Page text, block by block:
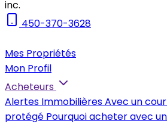
inc.
450-370-3628
Mes Propriétés
Mon Profil
Acheteurs
Alertes ImmobilièresAvec un
protégé Pourquoi acheter avec